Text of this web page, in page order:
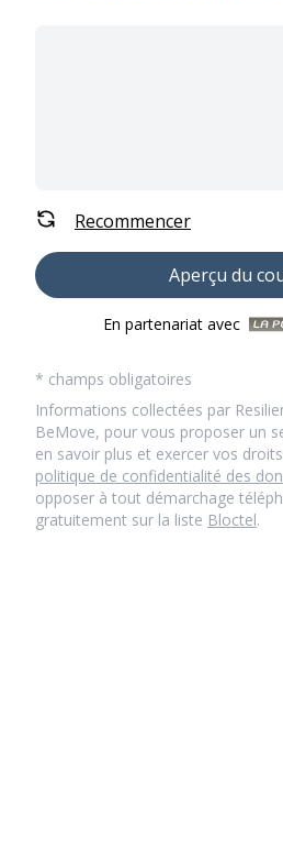
Recommencer
Aperçu du
En partenariat avec
* champs obligatoires
Informations collectées par
BeMove, pour vous proposer un
en savoir plus et exercer vos
politique de confidentialité des
opposer à tout démarchage
gratuitement sur la liste Bloctel.